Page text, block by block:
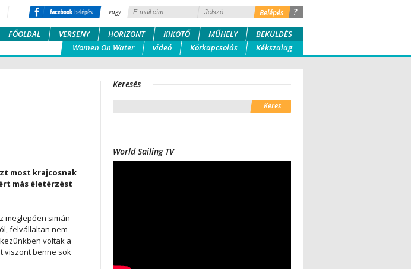
?
vagy
FŐOLDAL VERSENY HORIZONT KIKÖTŐ MŰHELY
BEKÜLDÉS
Women On Water
videó Körkapcsolás Kékszalag
most krajcosnak
más életérzést
meglepően simán
felvállaltan nem
voltak a
viszont benne sok
Keresés
World Sailing TV